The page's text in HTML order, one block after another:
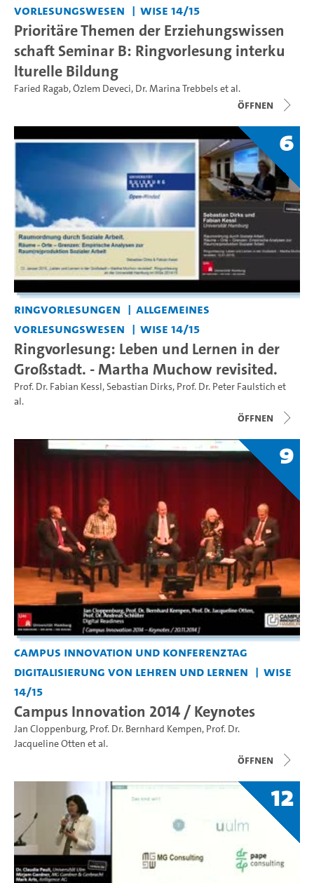
Vorlesungswesen
WiSe 14/15
Prioritäre Themen der Erziehungswissen
schaft Seminar B: Ringvorlesung interku
lturelle Bildung
Faried Ragab,Özlem Deveci, Dr. Marina Trebbelset al.
Öffnen
6
Ringvorlesungen
Allgemeines
Vorlesungswesen
WiSe 14/15
Ringvorlesung: Leben und Lernen in der
Großstadt. - Martha Muchow revisited.
Prof. Dr. Fabian Kessl,Sebastian Dirks, Prof. Dr. Peter Faulstich et
al.
Öffnen
9
Campus Innovation und Konferenztag
Digitalisierung von Lehren und Lernen
WiSe
14/15
Campus Innovation 2014 / Keynotes
Jan Cloppenburg, Prof. Dr. Bernhard Kempen, Prof. Dr.
Jacqueline Otten et al.
Öffnen
12